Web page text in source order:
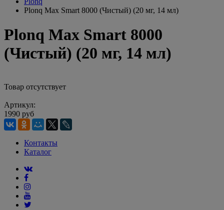
Plonq Max Smart 8000 (Чистый) (20 мг, 14 мл)
Plonq Max Smart 8000
(Чистый) (20 мг, 14 мл)
Товар отсутствует
Артикул:
1990 руб
Контакты
Каталог